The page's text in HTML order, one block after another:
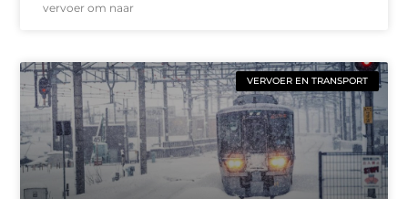
vervoer om naar
VERVOER EN TRANSPORT